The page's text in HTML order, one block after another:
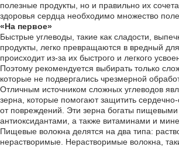
полезные продукты, но и правильно их
здоровья сердца необходимо множество
«На первое»
Быстрые углеводы, такие как сладости,
продукты, легко превращаются в вредный
происходит из-за их быстрого и легкого
Поэтому рекомендуется выбирать только
которые не подвергались чрезмерной
Отличным источником сложных углеводов
зерна, которые помогают защитить
от повреждений. Эти зерна богаты пищевыми
антиоксидантами, а также витаминами и
Пищевые волокна делятся на два типа:
нерастворимые. Нерастворимые волокна,